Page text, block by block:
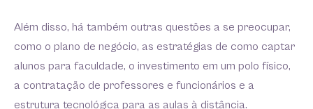
Além disso, há também outras questões a se preocupar,
como o plano de negócio, as estratégias de como captar
alunos para faculdade, o investimento em um polo físico,
a contratação de professores e funcionários e a
estrutura tecnológica para as aulas à distância.